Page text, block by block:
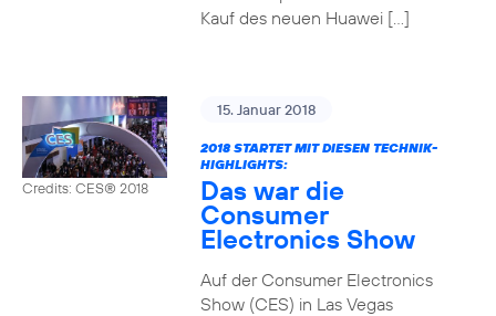
Kauf des neuen Huawei […]
Credits: CES® 2018
15. Januar 2018
2018 STARTET MIT DIESEN TECHNIK-
HIGHLIGHTS:
Das war die
Consumer
Electronics Show
Auf der Consumer Electronics
Show (CES) in Las Vegas